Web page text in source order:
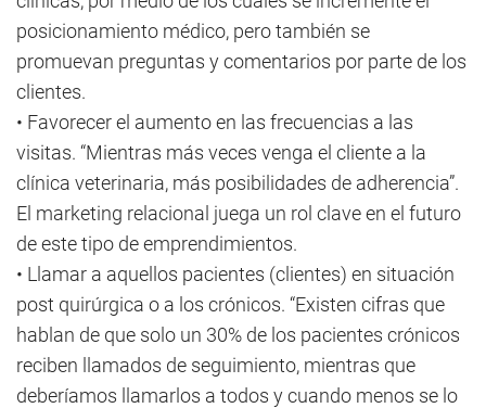
posicionamiento médico, pero también se
promuevan preguntas y comentarios por parte de los
clientes.
• Favorecer el aumento en las frecuencias a las
visitas. “Mientras más veces venga el cliente a la
clínica veterinaria, más posibilidades de adherencia”.
El marketing relacional juega un rol clave en el futuro
de este tipo de emprendimientos.
• Llamar a aquellos pacientes (clientes) en situación
post quirúrgica o a los crónicos. “Existen cifras que
hablan de que solo un 30% de los pacientes crónicos
reciben llamados de seguimiento, mientras que
deberíamos llamarlos a todos y cuando menos se lo